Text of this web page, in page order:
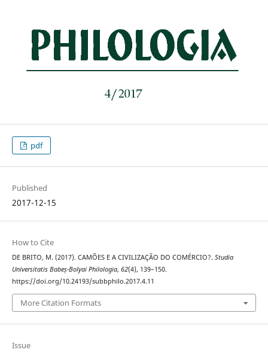
pdf
Published
2017-12-15
How to Cite
DE BRITO, M. (2017). CAMÕES E A CIVILIZAÇÃO DO COMÉRCIO?. Studia
Universitatis Babeș-Bolyai Philologia, 62(4), 139–150.
https://doi.org/10.24193/subbphilo.2017.4.11
More Citation Formats
Issue